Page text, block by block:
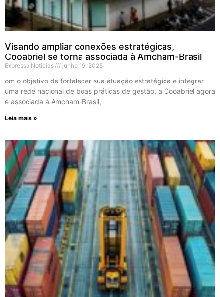
Visando ampliar conexões estratégicas,
Cooabriel se torna associada à Amcham-Brasil
Expresso Noticias junho 19, 2025
om o objetivo de fortalecer sua atuação estratégica e integrar
uma rede nacional de boas práticas de gestão, a Cooabriel agora
é associada à Amcham-Brasil,
Leia mais »